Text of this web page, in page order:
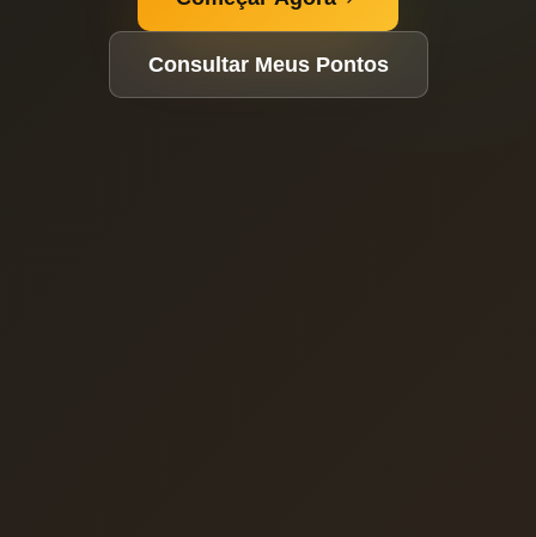
Consultar Meus Pontos